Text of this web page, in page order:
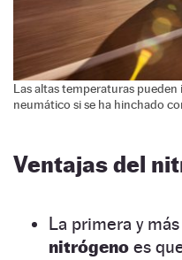
Las altas temperaturas
neumático si se ha hinchado
Ventajas del
La primera y
nitrógeno es